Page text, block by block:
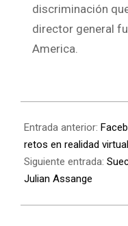
discriminación
director general
America.
Entrada anterior:
retos en realidad virtual
Siguiente entrada:
Julian Assange